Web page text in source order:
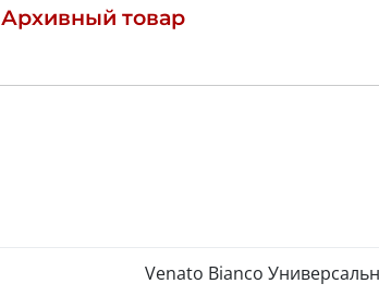
Архивный товар
Venato Bianco